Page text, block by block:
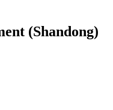
(Shandong)